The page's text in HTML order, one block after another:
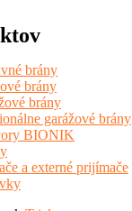
brány
brány
brány
garážové brány
BIONIK
a externé prijímače